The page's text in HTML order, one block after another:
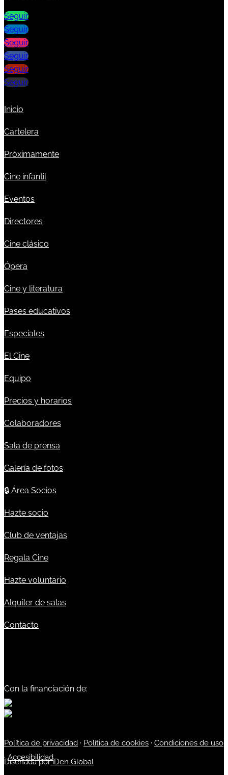
Seguir
Seguir
Seguir
Seguir
Seguir
Seguir
Inicio
Cartelera
Próximamente
Cine infantil
Eventos
Directores
Cine clásico
Ópera
Cine y literatura
Pases educativos
Especiales
El Cine
Equipo
Precios y horarios
Colaboradores
Sala de prensa
Galería de fotos
🔒 Área Socios
Hazte socio
Club de ventajas
Regala Cine
Hazte voluntario
Alquiler de salas
Contacto
Con la financiación de:
Política de privacidad · Política de cookies · Condiciones de uso
·Accesibilidad
Diseñada poriDen Global